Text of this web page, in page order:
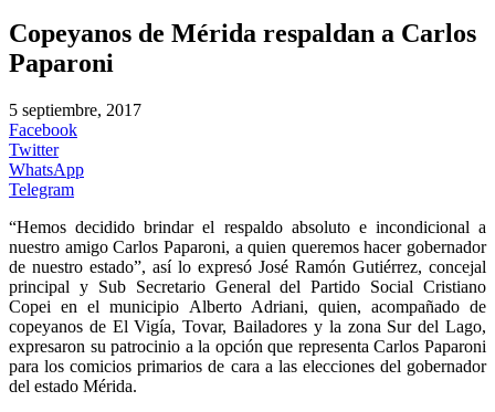
Copeyanos de Mérida respaldan a Carlos
Paparoni
5 septiembre, 2017
Facebook
Twitter
WhatsApp
Telegram
“Hemos decidido brindar el respaldo absoluto e incondicional a
nuestro amigo Carlos Paparoni, a quien queremos hacer gobernador
de nuestro estado”, así lo expresó José Ramón Gutiérrez, concejal
principal y Sub Secretario General del Partido Social Cristiano
Copei en el municipio Alberto Adriani, quien, acompañado de
copeyanos de El Vigía, Tovar, Bailadores y la zona Sur del Lago,
expresaron su patrocinio a la opción que representa Carlos Paparoni
para los comicios primarios de cara a las elecciones del gobernador
del estado Mérida.